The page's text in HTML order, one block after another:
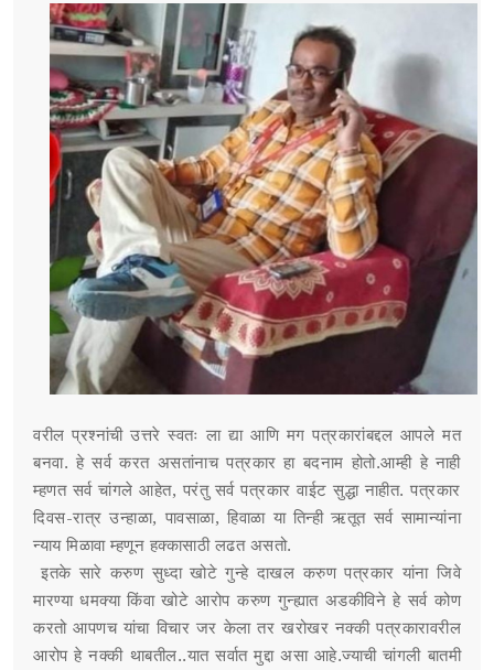
वरील प्रश्नांची उत्तरे स्वतः ला द्या आणि मग पत्रकारांबद्दल आपले मत
बनवा. हे सर्व करत असतांनाच पत्रकार हा बदनाम होतो.आम्ही हे नाही
म्हणत सर्व चांगले आहेत, परंतु सर्व पत्रकार वाईट सुद्धा नाहीत. पत्रकार
दिवस-रात्र उन्हाळा, पावसाळा, हिवाळा या तिन्ही ऋतूत सर्व सामान्यांना
न्याय मिळावा म्हणून हक्कासाठी लढत असतो.
इतके सारे करुण सुध्दा खोटे गुन्हे दाखल करुण पत्रकार यांना जिवे
मारण्या धमक्या किंवा खोटे आरोप करुण गुन्ह्यात अडकीविने हे सर्व कोण
करतो आपणच यांचा विचार जर केला तर खरोखर नक्की पत्रकारावरील
आरोप हे नक्की थाबतील..यात सर्वात मुद्दा असा आहे.ज्याची चांगली बातमी